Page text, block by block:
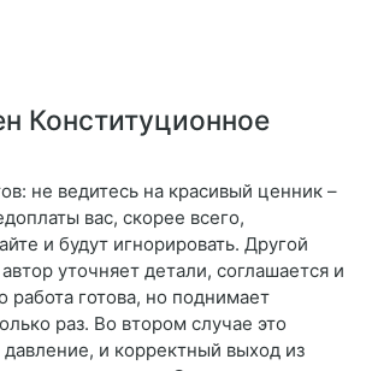
Конституционное
не ведитесь на красивый ценник –
вас, скорее всего,
и будут игнорировать. Другой
уточняет детали, соглашается и
работа готова, но поднимает
раз. Во втором случае это
давление, и корректный выход из